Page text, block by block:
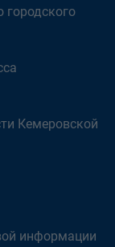
городского
Кемеровской
информации